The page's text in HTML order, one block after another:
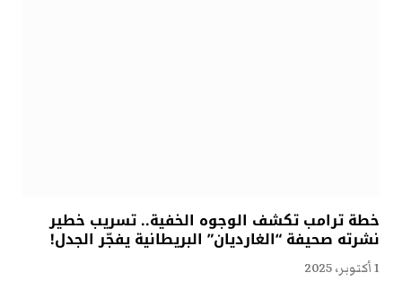
خطة ترامب تكشف الوجوه الخفية.. تسريب خطير
نشرته صحيفة “الغارديان” البريطانية يفجّر الجدل!
1 أكتوبر، 2025